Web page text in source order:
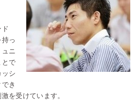
持っ
ニ
とで
シ
き
を受けています。